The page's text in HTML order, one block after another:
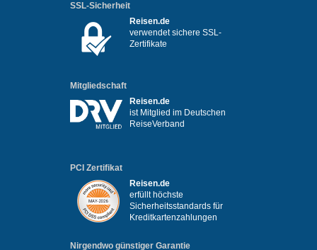
SSL-Sicherheit
Reisen.de
verwendet sichere SSL-
Zertifikate
Mitgliedschaft
Reisen.de
ist Mitglied im Deutschen
ReiseVerband
PCI Zertifikat
Reisen.de
erfüllt höchste
Sicherheitsstandards für
Kreditkartenzahlungen
Nirgendwo günstiger Garantie